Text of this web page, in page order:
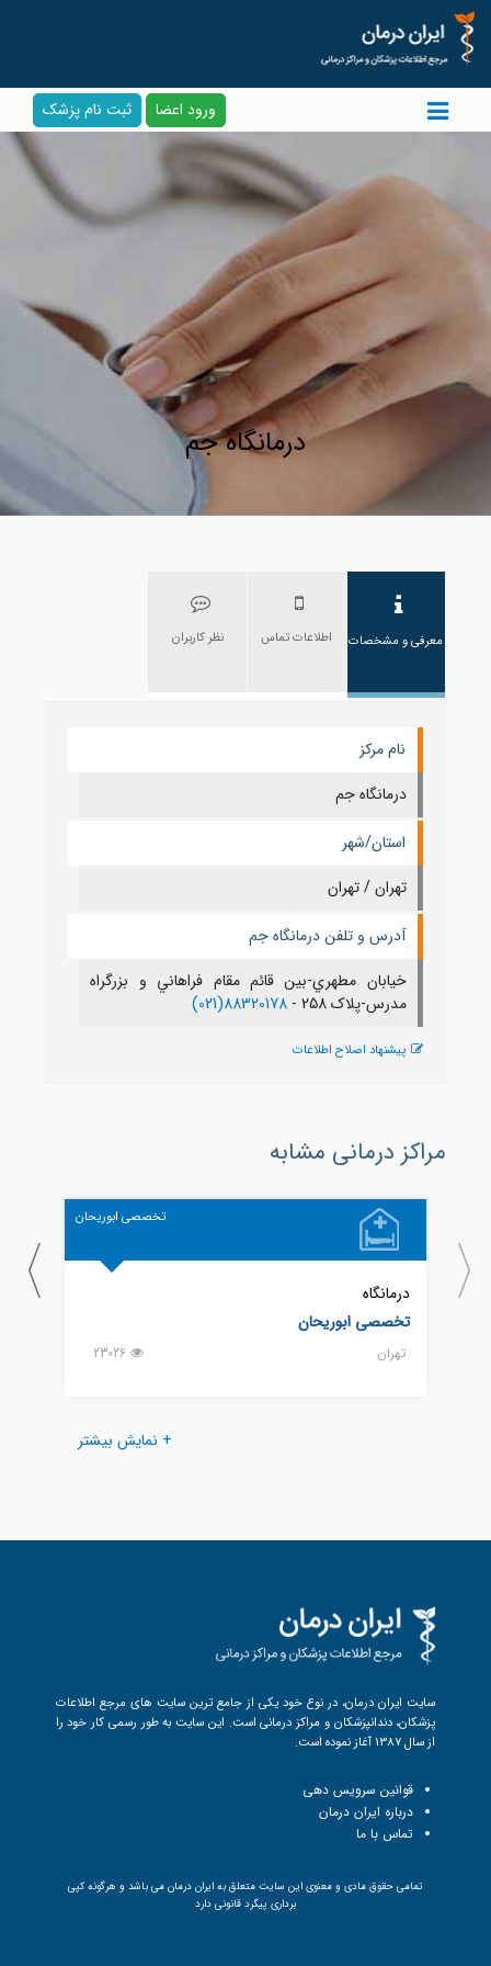
ورود اعضا ثبت نام پزشک
درمانگاه جم
معرفی و مشخصات اطلاعات تماس نظر کاربران
نام مرکز
درمانگاه جم
استان/شهر
تهران / تهران
آدرس و تلفن درمانگاه جم
خیابان مطهري-بين قائم مقام فراهاني و بزرگراه
مدرس-پلاک 258 -
88320178(021)
پیشنهاد اصلاح اطلاعات
مراکز درمانی مشابه
تخصصی ابوریحان
درمانگاه
تخصصی ابوریحان
تهران 23026
+ نمایش بیشتر
سایت ایران درمان، در نوع خود یکی از جامع ترین سایت های مرجع اطلاعات
پزشکان، دندانپزشکان و مراکز درمانی است. این سایت به طور رسمی کار خود را
از سال 1387 آغاز نموده است.
قوانین سرویس دهی
درباره ایران درمان
تماس با ما
تمامی حقوق مادی و معنوی این سایت متعلق به ایران درمان می باشد و هرگونه کپی
برداری پیگرد قانونی دارد